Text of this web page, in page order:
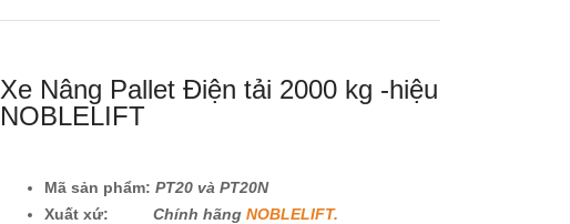
Xe Nâng Pallet Điện tải 2000 kg -hiệu
NOBLELIFT
Mã sản phẩm: PT20 và PT20N
Xuất xứ: Chính hãng NOBLELIFT.